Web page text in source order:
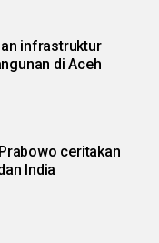
infrastruktur
di Aceh
ceritakan
India